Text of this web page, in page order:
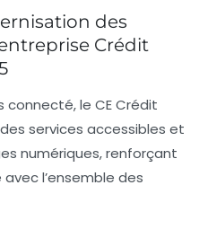
des
Crédit
connecté, le CE Crédit
services accessibles et
numériques, renforçant
l’ensemble des